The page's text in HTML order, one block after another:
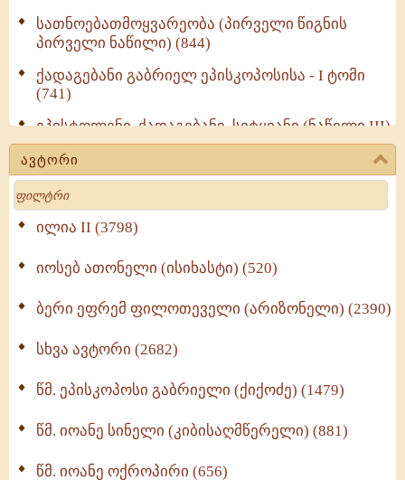
სათნოებათმოყვარეობა (პირველი წიგნის
პირველი ნაწილი) (844)
ქადაგებანი გაბრიელ ეპისკოპოსისა - I ტომი
(741)
ეპისტოლენი, ქადაგებანი, სიტყვანი (ნაწილი III)
(723)
მოძღვრის ძალზე სასარგებლო რჩევები
მრევლისათვის (545)
Wisdomge (514)
ქადაგებანი გაბრიელ ეპისკოპოსისა - II ტომი
სულიერი ცხოვრების სახელმძღვანელო -
ნაწილი II (369)
ავტორი
Search
ილია II (3798)
იოსებ ათონელი (ისიხასტი) (520)
ბერი ეფრემ ფილოთეველი (არიზონელი) (2390)
სხვა ავტორი (2682)
წმ. ეპისკოპოსი გაბრიელი (ქიქოძე) (1479)
წმ. იოანე სინელი (კიბისაღმწერელი) (881)
წმ. იოანე ოქროპირი (656)